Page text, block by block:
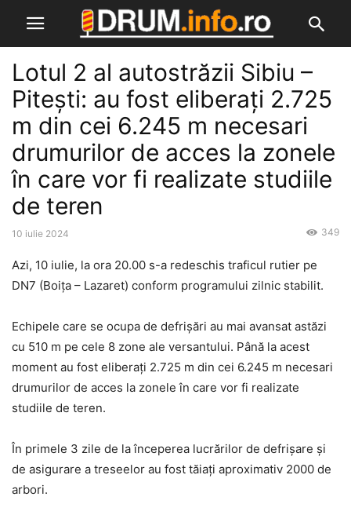
Lotul 2 al autostrăzii Sibiu –
Pitești: au fost eliberați 2.725
m din cei 6.245 m necesari
drumurilor de acces la zonele
în care vor fi realizate studiile
de teren
10 iulie 2024 349
Azi, 10 iulie, la ora 20.00 s-a redeschis traficul rutier pe
DN7 (Boița – Lazaret) conform programului zilnic stabilit.
Echipele care se ocupa de defrișări au mai avansat astăzi
cu 510 m pe cele 8 zone ale versantului. Până la acest
moment au fost eliberați 2.725 m din cei 6.245 m necesari
drumurilor de acces la zonele în care vor fi realizate
studiile de teren.
În primele 3 zile de la începerea lucrărilor de defrișare și
de asigurare a treseelor au fost tăiați aproximativ 2000 de
arbori.